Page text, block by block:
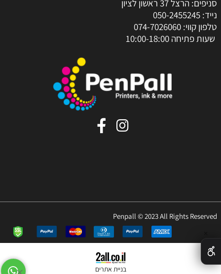
סניפים: הרצל 37 ראשון לציון
נייד: 050-2455245
טלפון קווי: 074-7026060
שעות פתיחה 10:00-18:00
Penpall © 2023 All Rights Reserved
בניית אתרים